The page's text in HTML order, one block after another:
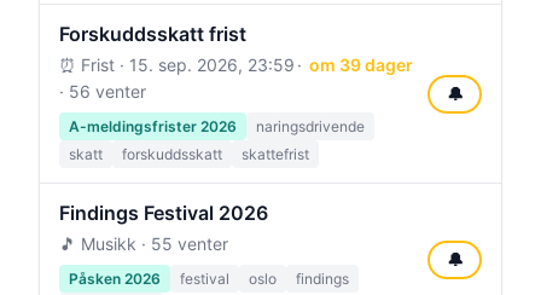
Forskuddsskatt frist
⏰ Frist · 15. sep. 2026, 23:59
om 39 dager
· 56 venter
A-meldingsfrister 2026
naringsdrivende
skatt
forskuddsskatt skattefrist
🔔
Findings Festival 2026
🎵 Musikk · 55 venter
Påsken 2026 festival oslo
findings
🔔